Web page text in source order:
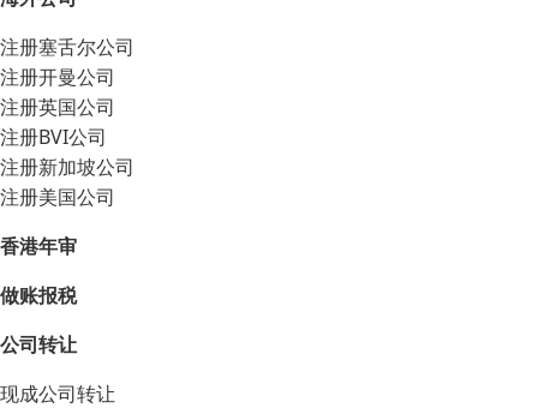
注册塞舌尔公司
注册开曼公司
注册英国公司
注册BVI公司
注册新加坡公司
注册美国公司
香港年审
做账报税
公司转让
现成公司转让